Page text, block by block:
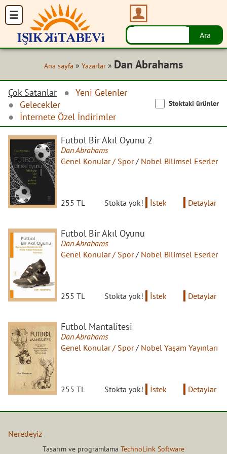
Ana sayfa » Yazarlar » Dan Abrahams
Çok Satanlar
Yeni Gelenler
Gelecekler
İnternete Özel İndirimler
Stoktaki ürünler
Futbol Bir Akıl Oyunu 2
Dan Abrahams
Genel Konular / Spor/ Nobel Bilimsel Eserler
255 TL Stokta yok! İstek Detaylar
Futbol Bir Akıl Oyunu
Dan Abrahams
Genel Konular / Spor/ Nobel Bilimsel Eserler
255 TL Stokta yok! İstek Detaylar
Futbol Mantalitesi
Dan Abrahams
Genel Konular / Spor/ Nobel Yaşam Yayınları
255 TL Stokta yok! İstek Detaylar
Neredeyiz
İptal ve İade Koşulları
Tasarım ve programlama TechnoLink Software